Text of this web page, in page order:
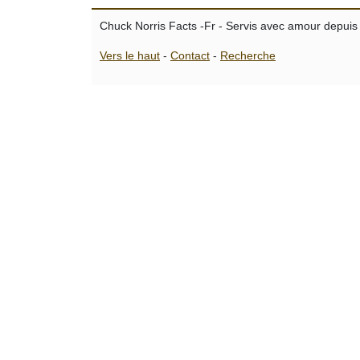
Chuck Norris Facts -Fr - Servis avec amour
Vers le haut - Contact - Recherche